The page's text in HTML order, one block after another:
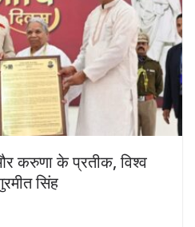
करुणा के प्रतीक, विश्व
सिंह